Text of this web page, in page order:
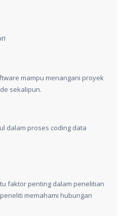
mampu menangani proyek
sekalipun.
dalam proses coding data
faktor penting dalam penelitian
memahami hubungan